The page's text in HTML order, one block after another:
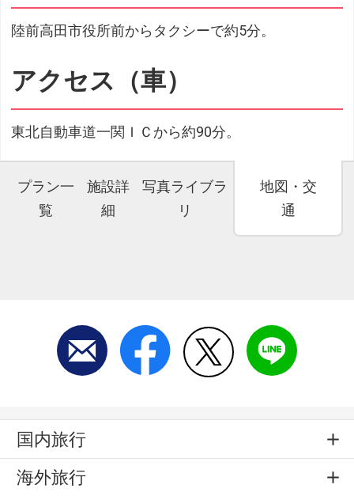
陸前高田市役所前からタクシーで約5分。
アクセス（車）
東北自動車道一関ＩＣから約90分。
プラン一
覧
施設詳
細
写真ライブラ
リ
地図・交
通
国内旅行
海外旅行